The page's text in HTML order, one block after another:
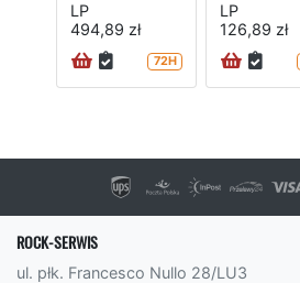
LP
494,89 zł
72H
LP
126,89 zł
ROCK-SERWIS
ul. płk. Francesco Nullo 28/LU3